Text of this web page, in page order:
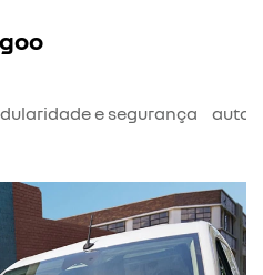
e segurança